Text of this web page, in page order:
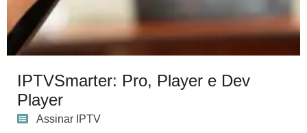
IPTVSmarter: Pro, Player e Dev
Player
Assinar IPTV